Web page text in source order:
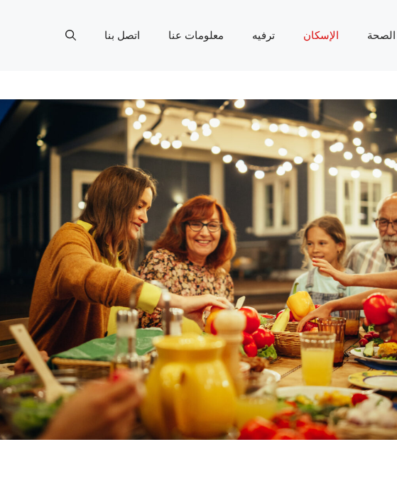
الصحة الإسكان ترفيه معلومات عنا اتصل بنا